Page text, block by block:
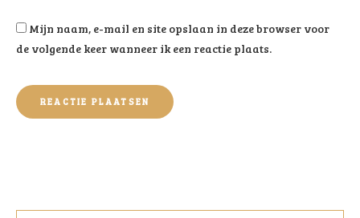
Mijn naam, e-mail en site opslaan in deze browser voor
de volgende keer wanneer ik een reactie plaats.